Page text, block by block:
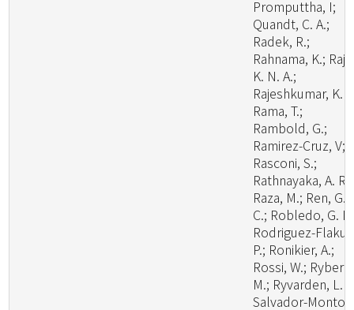
Promputtha, I;
Quandt, C. A.;
Radek, R.;
Rahnama, K.; Raj,
K. N. A.;
Rajeshkumar, K.
Rama, T.;
Rambold, G.;
Ramirez-Cruz, V;
Rasconi, S.;
Rathnayaka, A. R.;
Raza, M.; Ren, G.
C.; Robledo, G.
Rodriguez-
P.; Ronikier, A.;
Rossi, W.; Ryberg,
M.; Ryvarden, L.
Salvador-